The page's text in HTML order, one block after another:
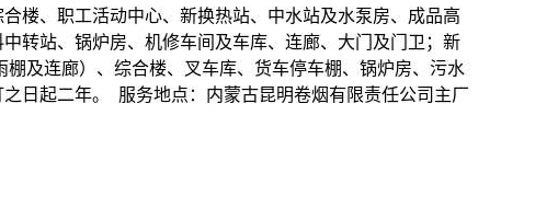
楼、职工活动中心、新换热站、中水站及水泵房、成品高
转站、锅炉房、机修车间及车库、连廊、大门及门卫；新
及连廊）、综合楼、叉车库、货车停车棚、锅炉房、污水
日起二年。 服务地点：内蒙古昆明卷烟有限责任公司主厂